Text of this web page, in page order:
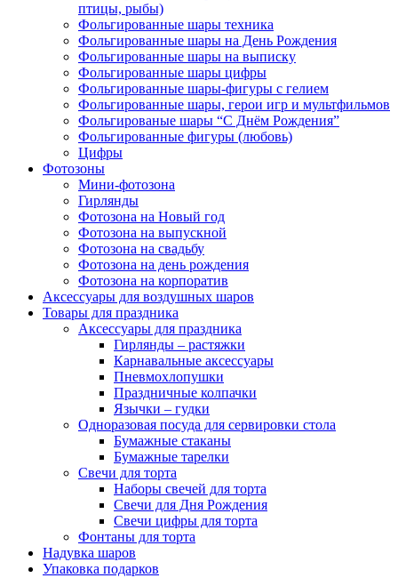
птицы, рыбы)
Фольгированные шары техника
Фольгированные шары на День Рождения
Фольгированные шары на выписку
Фольгированные шары цифры
Фольгированные шары-фигуры с гелием
Фольгированные шары, герои игр и мультфильмов
Фольгированые шары “С Днём Рождения”
Фольгированные фигуры (любовь)
Цифры
Фотозоны
Мини-фотозона
Гирлянды
Фотозона на Новый год
Фотозона на выпускной
Фотозона на свадьбу
Фотозона на день рождения
Фотозона на корпоратив
Аксессуары для воздушных шаров
Товары для праздника
Аксессуары для праздника
Гирлянды – растяжки
Карнавальные аксессуары
Пневмохлопушки
Праздничные колпачки
Язычки – гудки
Одноразовая посуда для сервировки стола
Бумажные стаканы
Бумажные тарелки
Свечи для торта
Наборы свечей для торта
Свечи для Дня Рождения
Свечи цифры для торта
Фонтаны для торта
Надувка шаров
Упаковка подарков